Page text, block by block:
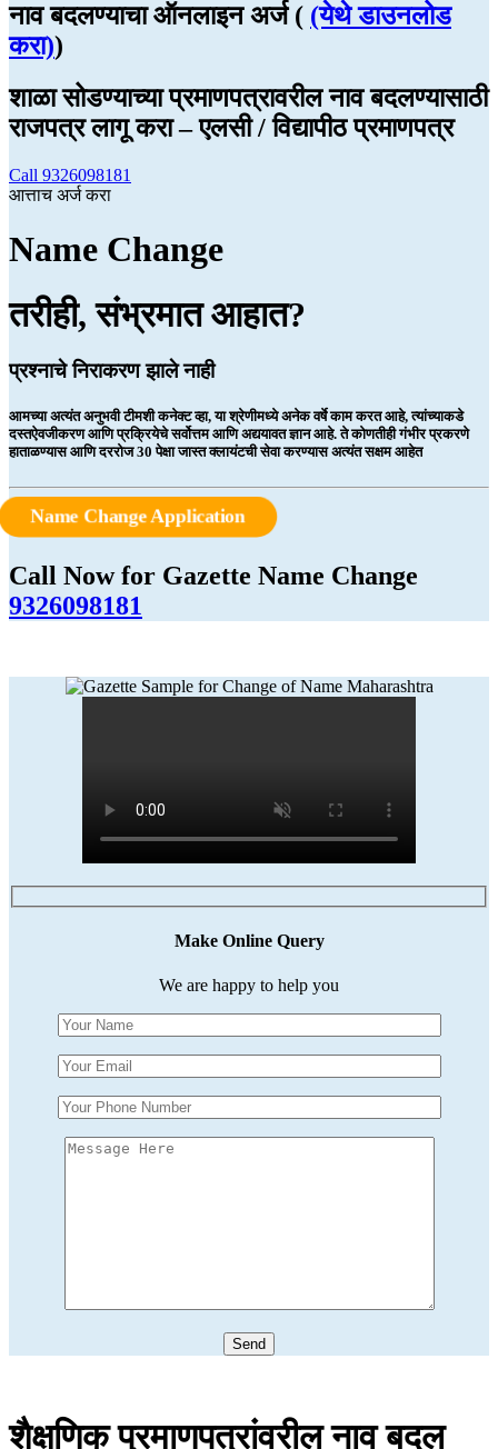
नाव बदलण्याचा ऑनलाइन अर्ज ( (येथे डाउनलोड
करा))
शाळा सोडण्याच्या प्रमाणपत्रावरील नाव बदलण्यासाठी
राजपत्र लागू करा – एलसी / विद्यापीठ प्रमाणपत्र
Call 9326098181
आत्ताच अर्ज करा
Name Change
तरीही, संभ्रमात आहात?
प्रश्नाचे निराकरण झाले नाही
आमच्या अत्यंत अनुभवी टीमशी कनेक्ट व्हा, या श्रेणीमध्ये अनेक वर्षे काम करत आहे, त्यांच्याकडे
दस्तऐवजीकरण आणि प्रक्रियेचे सर्वोत्तम आणि अद्ययावत ज्ञान आहे. ते कोणतीही गंभीर प्रकरणे
हाताळण्यास आणि दररोज 30 पेक्षा जास्त क्लायंटची सेवा करण्यास अत्यंत सक्षम आहेत
Name Change Application
Call Now for Gazette Name Change
9326098181
Make Online Query
We are happy to help you
शैक्षणिक प्रमाणपत्रांवरील नाव बदल